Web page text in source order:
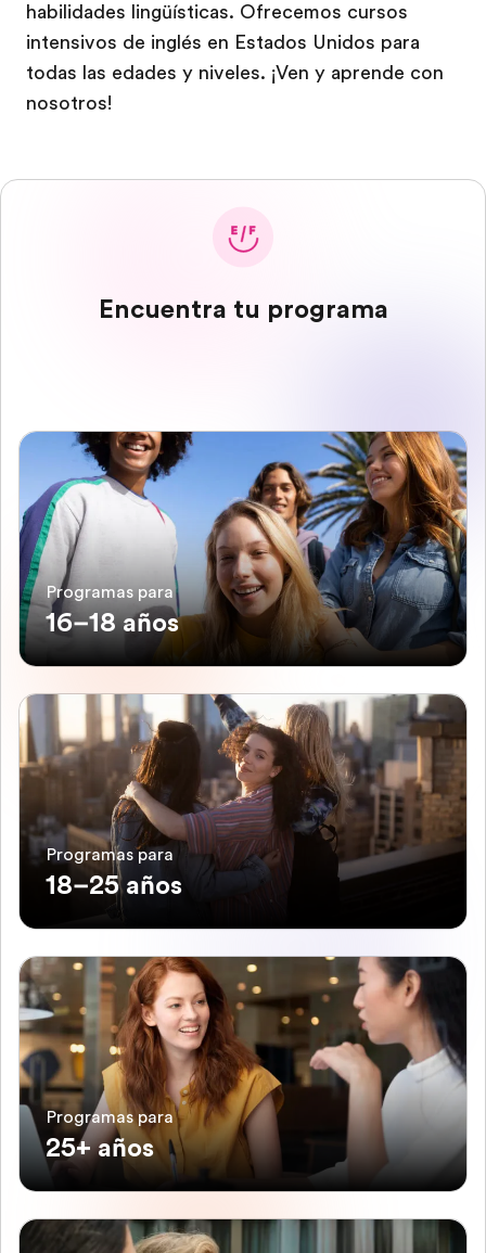
habilidades lingüísticas. Ofrecemos cursos
intensivos de inglés en Estados Unidos para
todas las edades y niveles. ¡Ven y aprende con
nosotros!
Encuentra tu programa
Programas para
16–18 años
Programas para
18–25 años
Programas para
25+ años